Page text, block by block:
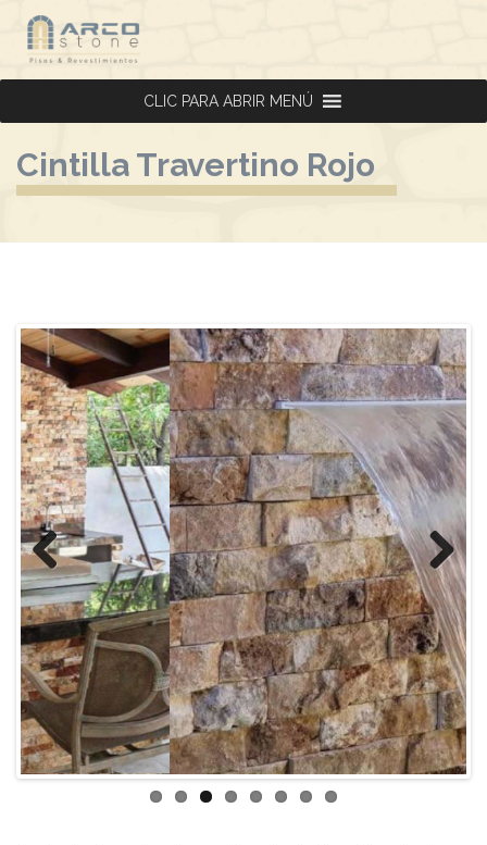
CLIC PARA ABRIR MENÚ
Cintilla Travertino Rojo
Previous Next